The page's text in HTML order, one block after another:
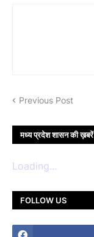
Previous Post
मध्य प्रदेश शासन की ख़बरें
Loading...
FOLLOW US